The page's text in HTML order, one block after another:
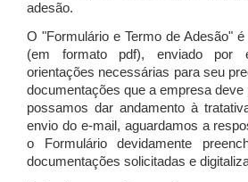
adesão.
O "Formulário e Termo de Adesão"
(em formato pdf), enviado por
orientações necessárias para seu
documentações que a empresa deve
possamos dar andamento à
envio do e-mail, aguardamos a
o Formulário devidamente
documentações solicitadas e